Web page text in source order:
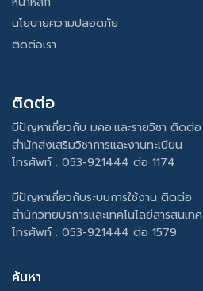
นโยบายความปลอดภัย
ติดต่อเรา
ติดต่อ
มีปัญหาเกี่ยวกับ มคอ.และรายวิชา ติดต่อ
สำนักส่งเสริมวิชาการและงานทะเบียน
โทรศัพท์ : 053-921444 ต่อ 1174
มีปัญหาเกี่ยวกับระบบการใช้งาน ติดต่อ
สำนักวิทยบริการและเทคโนโลยีสารสนเทศ
โทรศัพท์ : 053-921444 ต่อ 1579
ค้นหา